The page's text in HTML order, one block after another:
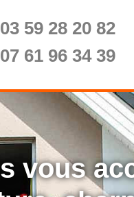
03 59 28 20 82
07 61 96 34 39
vous